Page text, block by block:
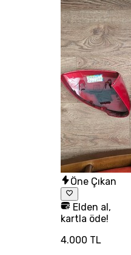
Öne Çıkan
Elden al,
kartla öde!
4.000 TL